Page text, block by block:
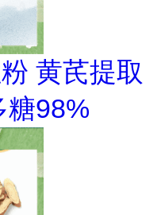
黄芪提取
糖98%